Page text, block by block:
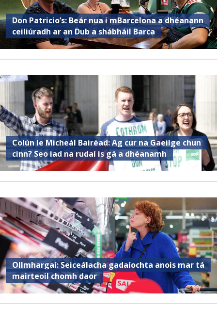
Don Patricio’s: Beár nua i mBarcelona a dhéanann
ceiliúradh ar an Dub a shábháil Barca
Colún le Micheál Bairéad: Ag cur na Gaeilge chun
cinn? Seo iad na rudaí is gá a dhéanamh
Ollmhargaí: Seiceálacha gadaíochta anois mar tá
mairteoil chomh daor